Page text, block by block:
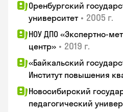
Оренбургский
университет • 2005 г.
НОУ ДПО «Экспертно-
центр» • 2019 г.
«Байкальский
Институт повышения
Новосибирский
педагогический